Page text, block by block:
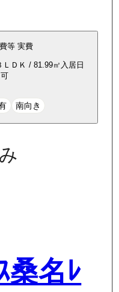
等 実費
ＬＤＫ / 81.99㎡ 入居日
南向き
桑名ﾚ